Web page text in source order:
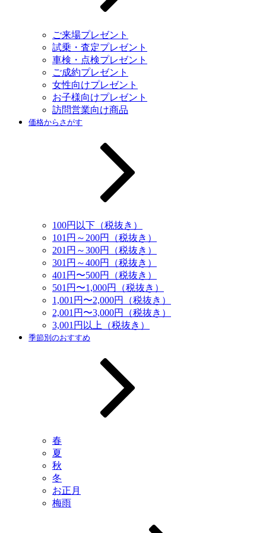
ご来場プレゼント
試乗・査定プレゼント
車検・点検プレゼント
ご成約プレゼント
女性向けプレゼント
お子様向けプレゼント
訪問営業向け商品
価格からさがす
100円以下（税抜き）
101円～200円（税抜き）
201円～300円（税抜き）
301円～400円（税抜き）
401円〜500円（税抜き）
501円〜1,000円（税抜き）
1,001円〜2,000円（税抜き）
2,001円〜3,000円（税抜き）
3,001円以上（税抜き）
季節別のおすすめ
春
夏
秋
冬
お正月
梅雨